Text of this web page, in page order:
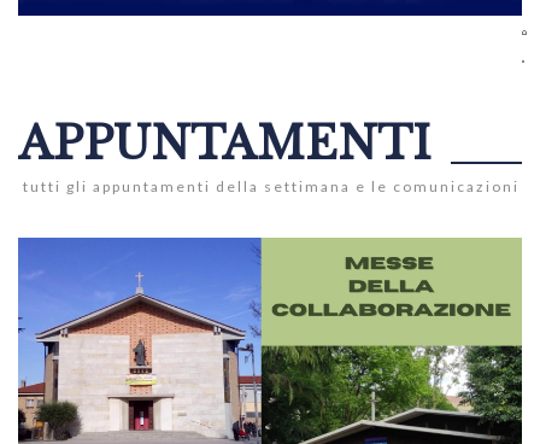
APPUNTAMENTI
tutti gli appuntamenti della settimana e le comunicazioni